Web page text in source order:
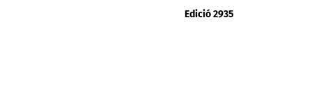
Edició 2935